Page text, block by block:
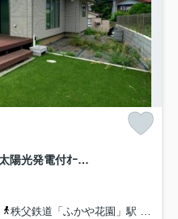
寄居町赤浜 中古住宅平屋建（太陽光発電付ｵｰﾙ電化住宅）
秩父鉄道「ふかや花園」駅 徒歩38分